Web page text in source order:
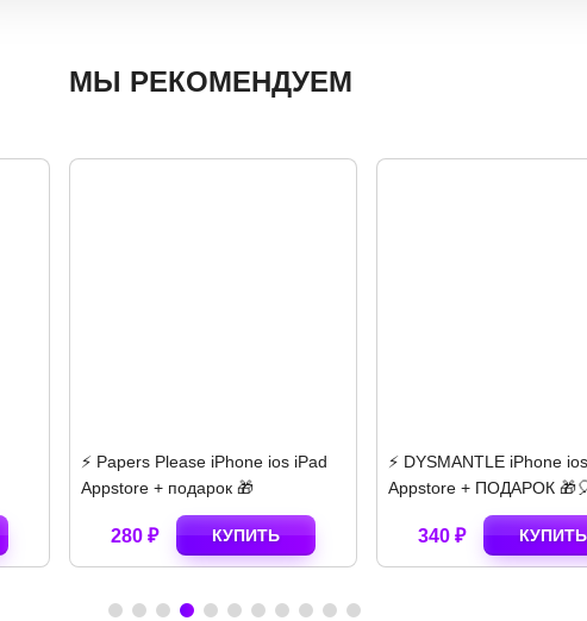
МЫ РЕКОМЕНДУЕМ
ios iPad
⚡️ DYSMANTLE iPhone ios iPad
Appstore + ПОДАРОК 🎁🎈
340 ₽ КУПИТЬ
⚡️ Descenders
ipad + БОНУС
120 ₽